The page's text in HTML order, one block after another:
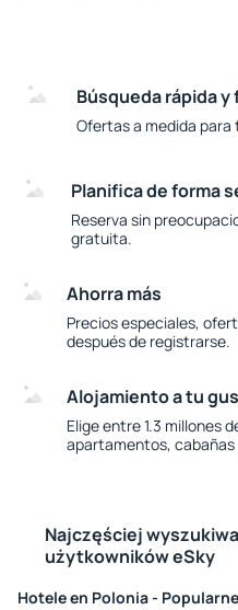
Búsqueda rápida
Ofertas a medida
Planifica de forma
Reserva sin
gratuita.
Ahorra más
Precios especiales,
después de registrarse.
Alojamiento a tu
Elige entre 1.3 millones
apartamentos, cabañas
Najczęściej
użytkowników eSky
Hotele en Polonia -